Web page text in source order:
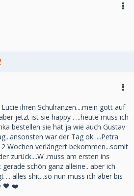
ihren Schulranzen....mein gott auf
jetzt ist sie happy . ...heute muss ich
bestellen sie hat ja wie auch Gustav
war der Tag ok ....Petra
Wochen verlängert bekommen...somit
zurück....W .muss am ersten ins
schön ganz alleine.. aber ich
... alles shit...so nun muss ich aber bis
🖤 ❤️